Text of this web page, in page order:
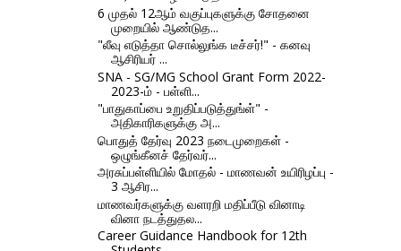
6 முதல் 12ஆம் வகுப்புகளுக்கு சோதனை
முறையில் ஆண்டுத...
"லீவு எடுத்தா சொல்லுங்க டீச்சர்!" - கனவு
ஆசிரியர் ...
SNA - SG/MG School Grant Form 2022-
2023-ம் - பள்ளி...
"பாதுகாப்பை உறுதிப்படுத்துங்ள்" -
அதிகாரிகளுக்கு அ...
பொதுத் தேர்வு 2023 நடைமுறைகள் -
ஒழுங்கீனச் தேர்வர்...
அரசுப்பள்ளியில் மோதல் - மாணவன் உயிரிழப்பு -
3 ஆசிர...
மாணவர்களுக்கு வளரறி மதிப்பீடு வினாடி
வினா நடத்துதல...
Career Guidance Handbook for 12th